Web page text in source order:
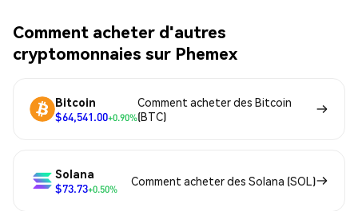
Comment acheter d'autres
cryptomonnaies sur Phemex
Bitcoin
$64,541.00+0.90%
Comment acheter des Bitcoin
(BTC)
Solana
$73.73+0.50%
Comment acheter des Solana (SOL)